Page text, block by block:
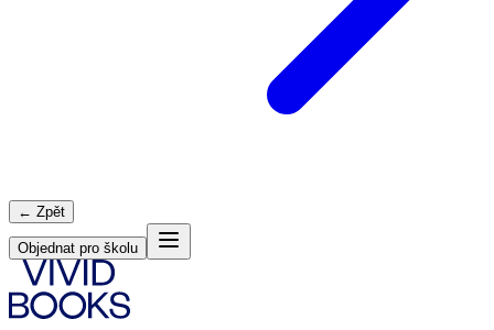
← Zpět
Objednat pro školu